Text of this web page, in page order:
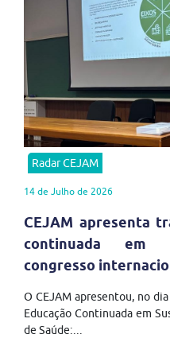
Radar CEJAM
14 de Julho de 2026
CEJAM apresenta
continuada em
congresso
O CEJAM apresentou, no
Educação Continuada em
de Saúde:...